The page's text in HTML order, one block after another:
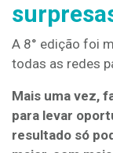
A 8° edição foi
todas as redes
Mais uma vez,
para levar
resultado só